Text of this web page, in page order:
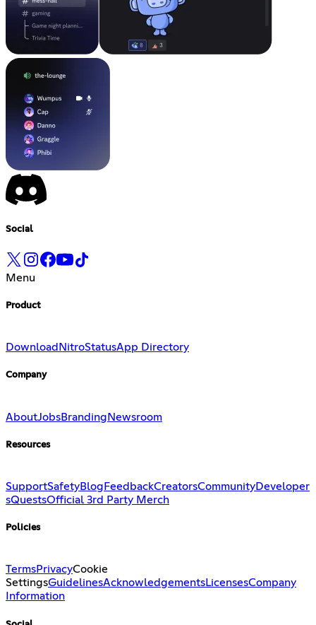
Social
Menu
Product
Download NitroStatusApp Directory
Company
AboutJobsBranding Newsroom
Resources
SupportSafetyBlog FeedbackCreatorsCommunityDeveloper
sQuestsOfficial 3rd Party Merch
Policies
TermsPrivacyCookie
SettingsGuidelinesAcknowledgementsLicensesCompany
Information